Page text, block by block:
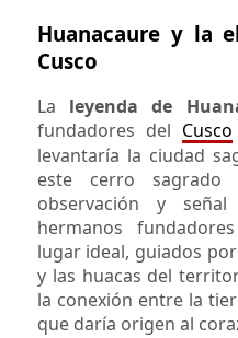
Huanacaure y la
Cusco
La leyenda de
fundadores del Cusco
levantaría la ciudad
este cerro
observación y
hermanos
lugar ideal, guiados
y las huacas del
la conexión entre la
que daría origen al